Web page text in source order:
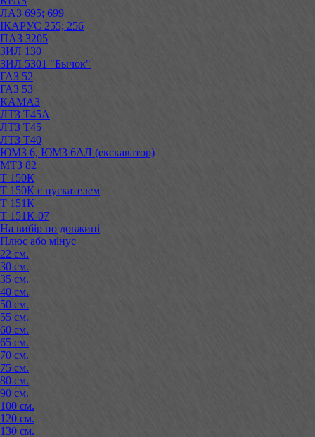
ЛАЗ 695; 699
ІКАРУС 255; 256
ПАЗ 3205
ЗИЛ 130
ЗИЛ 5301 "Бычок"
ГАЗ 52
ГАЗ 53
КАМАЗ
ЛТЗ Т45А
ЛТЗ Т45
ЛТЗ Т40
ЮМЗ 6, ЮМЗ 6АЛ (екскаватор)
МТЗ 82
Т 150К
Т 150К с пускателем
Т 151К
Т 151К-07
На вибір по довжині
Плюс або мінус
22 см.
30 см.
35 см.
40 см.
50 см.
55 см.
60 см.
65 см.
70 см.
75 см.
80 см.
90 см.
100 см.
120 см.
130 см.